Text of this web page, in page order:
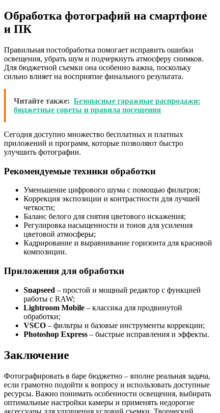
Обработка фотографий на смартфоне
и ПК
Правильная постобработка помогает исправить ошибки
освещения, убрать шум и подчеркнуть атмосферу снимков.
Для бюджетной съемки она особенно важна, поскольку
сильно влияет на восприятие финального результата.
Читайте также: Безопасные гаражные распродажи:
бюджетные советы и правила посещения
Сегодня доступно множество бесплатных и платных
приложений и программ, которые позволяют быстро
улучшить фотографии.
Рекомендуемые техники обработки
Уменьшение цифрового шума с помощью фильтров;
Коррекция экспозиции и контрастности для лучшей
четкости;
Баланс белого для снятия цветового искажения;
Регулировка насыщенности и тонов для усиления
цветовой атмосферы;
Кадрирование и выравнивание горизонта для красивой
композиции.
Приложения для обработки
Snapseed – простой и мощный редактор с функцией
работы с RAW;
Lightroom Mobile – классика для продвинутой
обработки;
VSCO – фильтры и базовые инструменты коррекции;
Photoshop Express – быстрые исправления и эффекты.
Заключение
Фотографировать в баре бюджетно – вполне реальная задача,
если грамотно подойти к вопросу и использовать доступные
ресурсы. Важно понимать особенности освещения, выбирать
оптимальные настройки камеры и применять недорогие
аксессуары для улучшения условий съемки. Творческий